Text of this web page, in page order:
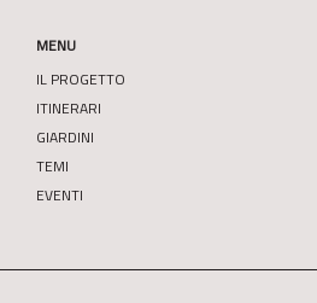
MENU
IL PROGETTO
ITINERARI
GIARDINI
TEMI
EVENTI